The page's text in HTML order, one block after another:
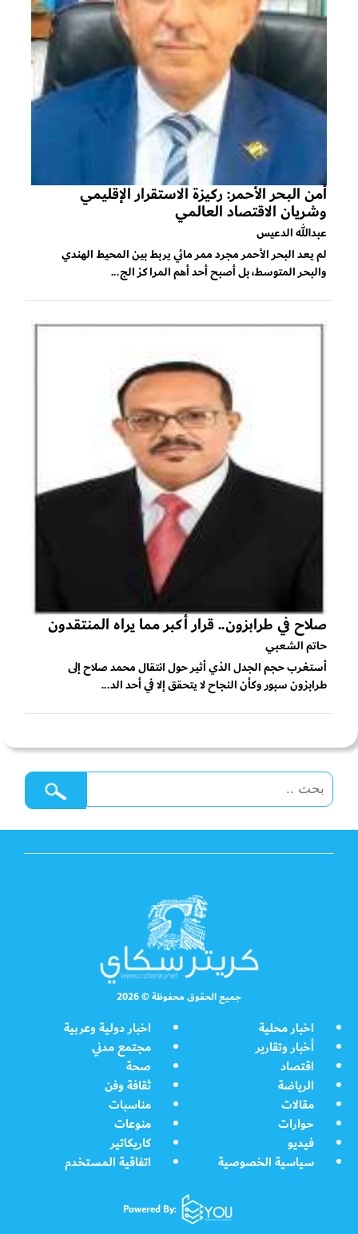
أمن البحر الأحمر: ركيزة الاستقرار الإقليمي
وشريان الاقتصاد العالمي
عبدالله الدعيس
لم يعد البحر الأحمر مجرد ممر مائي يربط بين المحيط الهندي
والبحر المتوسط، بل أصبح أحد أهم المراكز الج...
صلاح في طرابزون.. قرار أكبر مما يراه المنتقدون
حاتم الشعبي
أستغرب حجم الجدل الذي أثير حول انتقال محمد صلاح إلى
طرابزون سبور وكأن النجاح لا يتحقق إلا في أحد الد...
جميع الحقوق محفوظة © 2026
اخبار محلية
اخبار دولية وعربية
أخبار وتقارير
مجتمع مدني
اقتصاد
صحة
الرياضة
ثقافة وفن
مقالات
مناسبات
حوارات
منوعات
فيديو
كاريكاتير
سياسية الخصوصية
اتفاقية المستخدم
Powered By: